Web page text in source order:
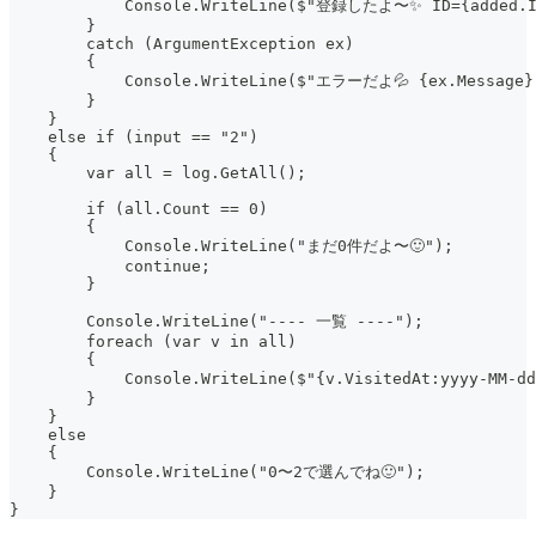
Console.WriteLine($"登録したよ〜✨
        }
        catch (ArgumentException ex)
        {
Console.WriteLine($"エラーだよ💦
        }
    }
    else if (input == "2")
    {
        var all = log.GetAll();
        if (all.Count == 0)
        {
            Console.WriteLine("まだ0件だよ〜🙂");
            continue;
        }
        Console.WriteLine("---- 一覧 ----");
        foreach (var v in all)
        {
Console.WriteLine($"{v.VisitedAt:yyyy-MM-
        }
    }
    else
    {
        Console.WriteLine("0〜2で選んでね🙂");
    }
}